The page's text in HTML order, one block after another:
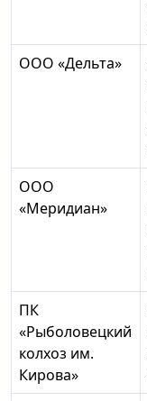
ООО «Дельта»
ООО
«Меридиан»
ПК
«Рыболовецкий
колхоз им.
Кирова»